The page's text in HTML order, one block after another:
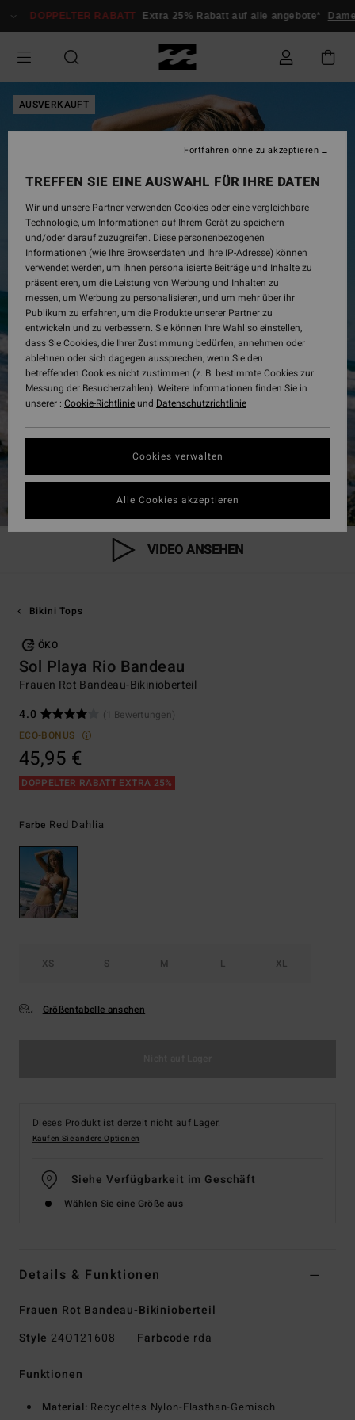
zur
springen
DOPPELTER RABATT Extra 25% Rabatt auf alle angebote* Damen
AUSVERKAUFT
VIDEO ANSEHEN
Bikini Tops
ÖKO
Sol Playa Rio Bandeau
Frauen Rot Bandeau-Bikinioberteil
4.0
(1 Bewertungen)
ECO-BONUS
45,95 €
DOPPELTER RABATT EXTRA 25%
Farbe Red Dahlia
XS S M L XL
Größentabelle ansehen
Dieses Produkt ist derzeit nicht auf Lager.
Kaufen Sie andere Optionen
Siehe Verfügbarkeit im Geschäft
Wählen Sie eine Größe aus
Details & Funktionen
Frauen Rot Bandeau-Bikinioberteil
Style 24O121608 Farbcode rda
Funktionen
Material: Recyceltes Nylon-Elasthan-Gemisch
TREFFEN SIE EINE AUSWAHL FÜR IHRE DATEN
Wir und unsere Partner verwenden Cookies oder eine vergleichbare
Technologie, um Informationen auf Ihrem Gerät zu speichern
und/oder darauf zuzugreifen. Diese personenbezogenen
Informationen (wie Ihre Browserdaten und Ihre IP-Adresse) können
verwendet werden, um Ihnen personalisierte Beiträge und Inhalte zu
präsentieren, um die Leistung von Werbung und Inhalten zu
messen, um Werbung zu personalisieren, und um mehr über ihr
Publikum zu erfahren, um die Produkte unserer Partner zu
entwickeln und zu verbessern. Sie können Ihre Wahl so einstellen,
dass Sie Cookies, die Ihrer Zustimmung bedürfen, annehmen oder
ablehnen oder sich dagegen aussprechen, wenn Sie den
betreffenden Cookies nicht zustimmen (z. B. bestimmte Cookies zur
Messung der Besucherzahlen). Weitere Informationen finden Sie in
unserer : Cookie-Richtlinieund Datenschutzrichtlinie
Cookies verwalten
Fortfahren ohne zu akzeptieren
Alle Cookies akzeptieren